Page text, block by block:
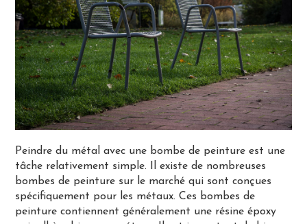
Peindre du métal avec une bombe de peinture est une
tâche relativement simple. Il existe de nombreuses
bombes de peinture sur le marché qui sont conçues
spécifiquement pour les métaux. Ces bombes de
peinture contiennent généralement une résine époxy